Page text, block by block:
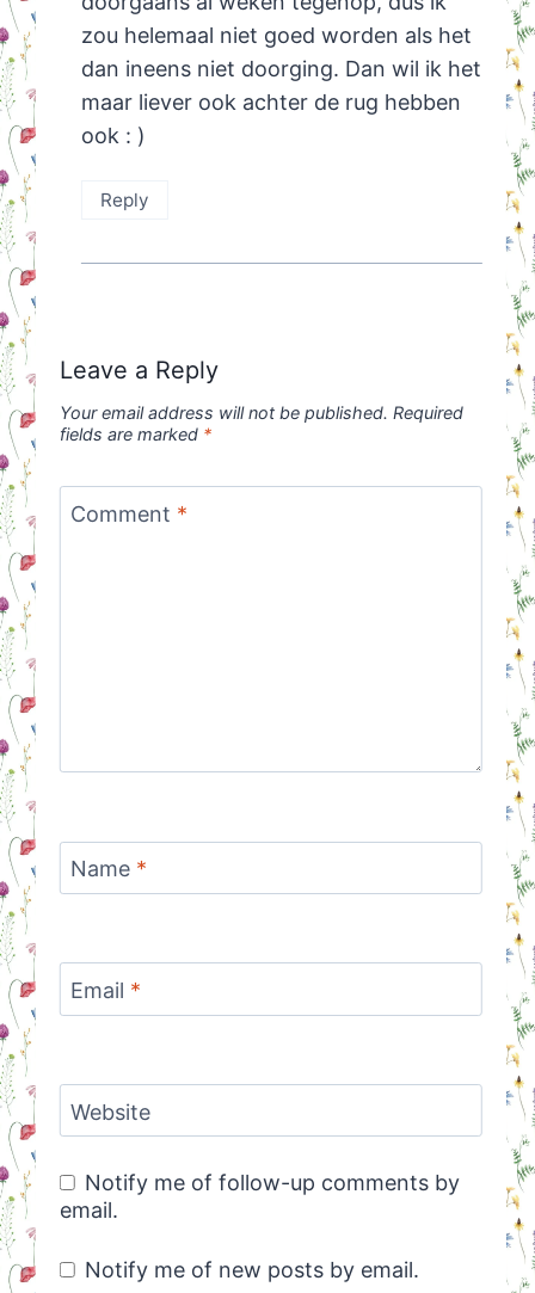
zou helemaal niet goed worden als het
dan ineens niet doorging. Dan wil ik het
maar liever ook achter de rug hebben
ook : )
Reply
Leave a Reply
Your email address will not be published. Required
fields are marked *
Comment *
Name *
Email *
Website
Notify me of follow-up comments by
email.
Notify me of new posts by email.